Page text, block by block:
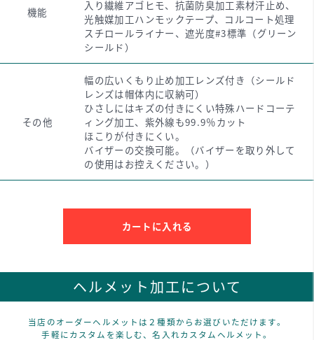
機能
入り繊維アゴヒモ、抗菌防臭加工素材汗止め、
光触媒加工ハンモックテープ、コルコート処理
スチロールライナー、遮光度#3標準（グリーン
シールド）
その他
幅の広いくもり止め加工レンズ付き（シールド
レンズは帽体内に収納可）
ひさしにはキズの付きにくい特殊ハードコーテ
ィング加工、紫外線も99.9％カット
ほこりが付きにくい。
バイザーの交換可能。（バイザーを取り外して
の使用はお控えください。）
カートに入れる
ヘルメット加工について
当店のオーダーヘルメットは２種類からお選びいただけます。
手軽にカスタムを楽しむ、名入れカスタムヘルメット。